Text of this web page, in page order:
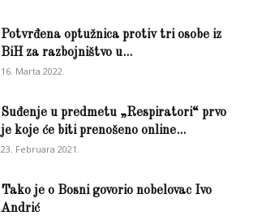
Potvrđena optužnica protiv tri osobe iz
BiH za razbojništvo u...
16. Marta 2022.
Suđenje u predmetu „Respiratori“ prvo
je koje će biti prenošeno online...
23. Februara 2021.
Tako je o Bosni govorio nobelovac Ivo
Andrić